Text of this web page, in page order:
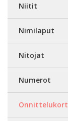
Niitit
Nimilaput
Nitojat
Numerot